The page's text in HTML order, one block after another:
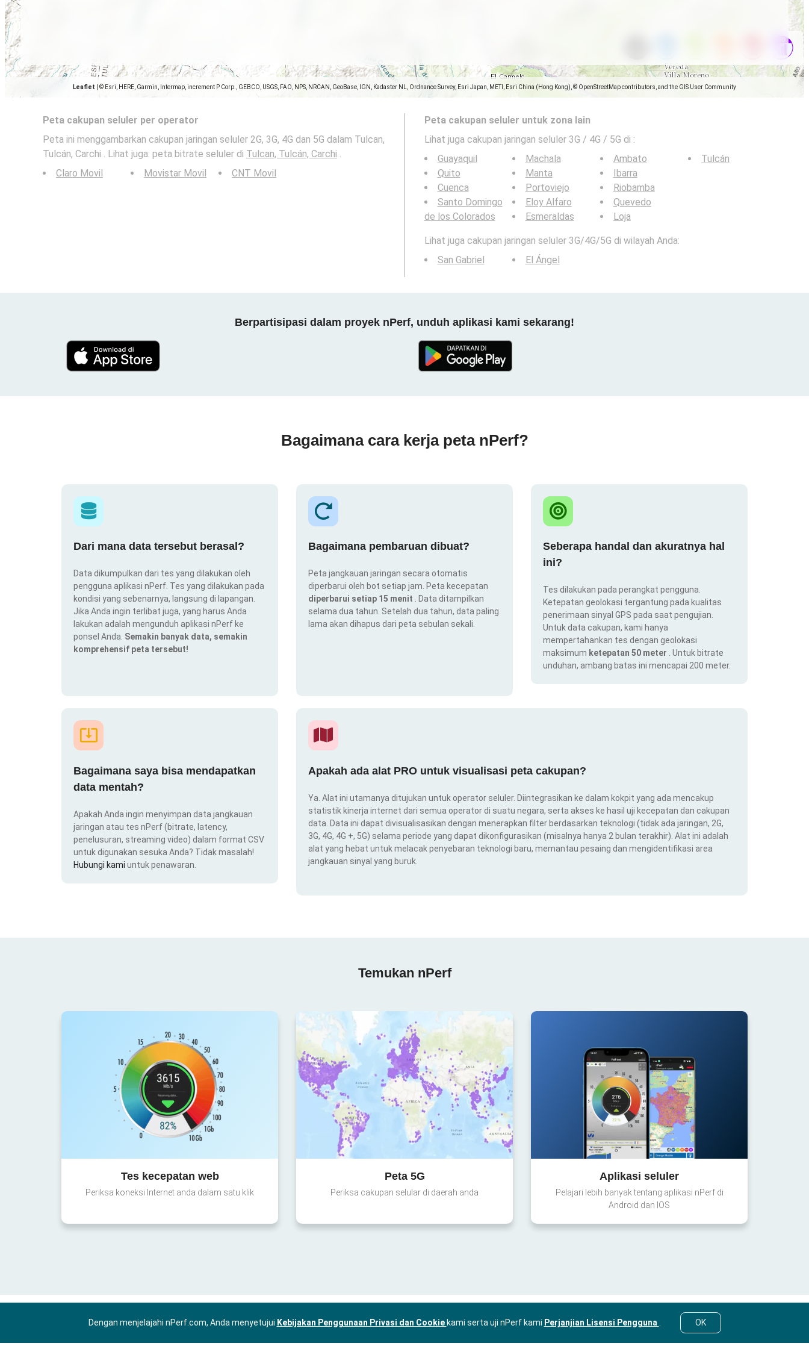
Leaflet © Esri, HERE, Garmin, Intermap, increment P Corp., GEBCO, USGS, FAO, NPS, NRCAN, GeoBase, IGN, Kadaster NL, Ordnance Survey, Esri Japan, METI, Esri China (Hong Kong), © OpenStreetMap contributors, and the GIS User Community
Peta cakupan seluler per operator
Peta ini menggambarkan cakupan jaringan seluler 2G, 3G, 4G dan 5G dalam Tulcan,
Tulcán, Carchi . Lihat juga: peta bitrate seluler di Tulcan, Tulcán, Carchi .
Claro Movil
Movistar Movil CNT Movil
Peta cakupan seluler untuk zona lain
Lihat juga cakupan jaringan seluler 3G / 4G / 5G di :
Guayaquil
Quito
Cuenca
Santo Domingo
de los Colorados
Machala
Manta
Portoviejo
Eloy Alfaro
Esmeraldas
Ambato
Ibarra
Riobamba
Quevedo
Loja
Tulcán
Lihat juga cakupan jaringan seluler 3G/4G/5G di wilayah Anda:
San Gabriel
El Ángel
Berpartisipasi dalam proyek nPerf, unduh aplikasi kami sekarang!
Bagaimana cara kerja peta nPerf?
Dari mana data tersebut berasal?
Data dikumpulkan dari tes yang dilakukan oleh
pengguna aplikasi nPerf. Tes yang dilakukan pada
kondisi yang sebenarnya, langsung di lapangan.
Jika Anda ingin terlibat juga, yang harus Anda
lakukan adalah mengunduh aplikasi nPerf ke
ponsel Anda. Semakin banyak data, semakin
komprehensif peta tersebut!
Bagaimana pembaruan dibuat?
Peta jangkauan jaringan secara otomatis
diperbarui oleh bot setiap jam. Peta kecepatan
diperbarui setiap 15 menit
. Data ditampilkan
selama dua tahun. Setelah dua tahun, data paling
lama akan dihapus dari peta sebulan sekali.
Seberapa handal dan akuratnya hal
ini?
Tes dilakukan pada perangkat pengguna.
Ketepatan geolokasi tergantung pada kualitas
penerimaan sinyal GPS pada saat pengujian.
Untuk data cakupan, kami hanya
mempertahankan tes dengan geolokasi
maksimum ketepatan 50 meter
. Untuk bitrate
unduhan, ambang batas ini mencapai 200 meter.
Bagaimana saya bisa mendapatkan
data mentah?
Apakah Anda ingin menyimpan data jangkauan
jaringan atau tes nPerf (bitrate, latency,
penelusuran, streaming video) dalam format CSV
untuk digunakan sesuka Anda? Tidak masalah!
Hubungi kami untuk penawaran.
Apakah ada alat PRO untuk visualisasi peta cakupan?
Ya. Alat ini utamanya ditujukan untuk operator seluler. Diintegrasikan ke dalam kokpit yang ada mencakup
statistik kinerja internet dari semua operator di suatu negara, serta akses ke hasil uji kecepatan dan cakupan
data. Data ini dapat divisualisasikan dengan menerapkan filter berdasarkan teknologi (tidak ada jaringan, 2G,
3G, 4G, 4G +, 5G) selama periode yang dapat dikonfigurasikan (misalnya hanya 2 bulan terakhir). Alat ini adalah
alat yang hebat untuk melacak penyebaran teknologi baru, memantau pesaing dan mengidentifikasi area
jangkauan sinyal yang buruk.
Temukan nPerf
Tes kecepatan web
Periksa koneksi Internet anda dalam satu klik
Peta 5G
Periksa cakupan selular di daerah anda
Aplikasi seluler
Pelajari lebih banyak tentang aplikasi nPerf di
Android dan IOS
Dengan menjelajahi nPerf.com, Anda menyetujui Kebijakan Penggunaan Privasi dan Cookie kami serta uji nPerf kami Perjanjian Lisensi Pengguna OK